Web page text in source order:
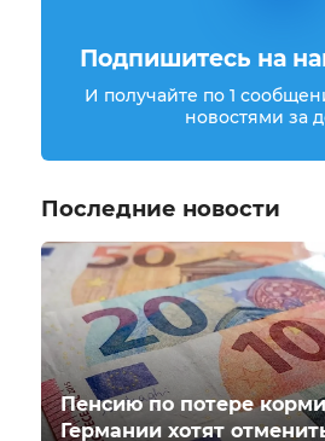
Подпишитесь на
И получайте по 1
новостями за
Последние новости
Пенсию по потере
Германии хотят